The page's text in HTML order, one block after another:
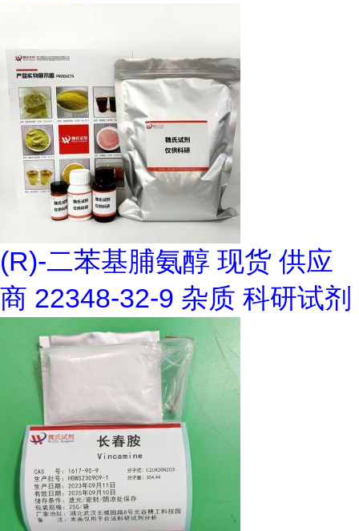
(R)-二苯基脯氨醇 现货 供应
商 22348-32-9 杂质 科研试剂